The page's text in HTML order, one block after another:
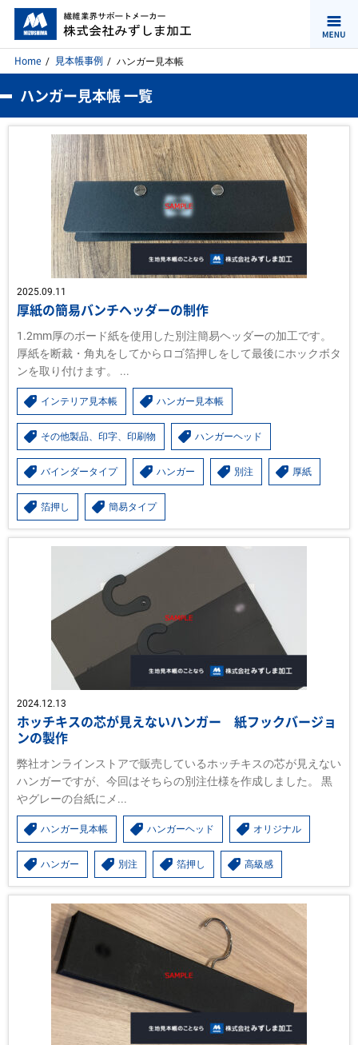
Home 見本帳事例 ハンガー見本帳
ハンガー見本帳 一覧
2025.09.11
厚紙の簡易バンチヘッダーの制作
1.2mm厚のボード紙を使用した別注簡易ヘッダーの加工です。
厚紙を断裁・角丸をしてからロゴ箔押しをして最後にホックボタ
ンを取り付けます。 ...
インテリア見本帳 ハンガー見本帳
その他製品、印字、印刷物 ハンガーヘッド
バインダータイプ ハンガー 別注 厚紙
箔押し 簡易タイプ
2024.12.13
ホッチキスの芯が見えないハンガー 紙フックバージョ
ンの製作
弊社オンラインストアで販売しているホッチキスの芯が見えない
ハンガーですが、今回はそちらの別注仕様を作成しました。 黒
やグレーの台紙にメ...
ハンガー見本帳 ハンガーヘッド オリジナル
ハンガー 別注 箔押し 高級感